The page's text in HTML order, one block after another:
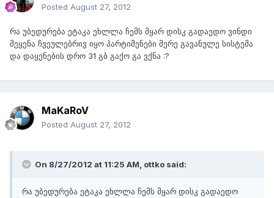
Posted August 27, 2012
რა უბედურება ეტაკა ეხლლა ჩემს მყარ დისკ გადაედო ვინდი
მეყენა ჩვეულებრივ იყო პარტიშენები მერე გავანულე სისტემა
და დაყენების დრო 31 გბ გაქო გა ვქნა :?
MaKaRoV
Posted August 27, 2012
On 8/27/2012 at 11:25 AM, ottko said:
რა უბედურება ეტაკა ეხლლა ჩემს მყარ დისკ გადაედო